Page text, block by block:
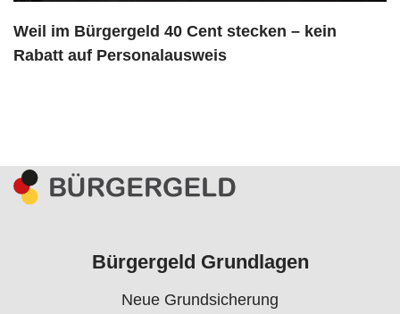
Weil im Bürgergeld 40 Cent stecken – kein
Rabatt auf Personalausweis
Bürgergeld Grundlagen
Neue Grundsicherung